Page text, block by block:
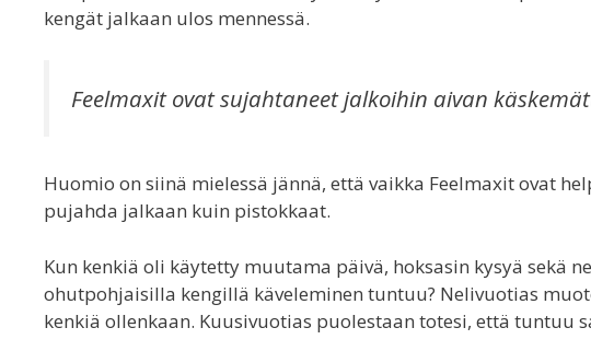
kengät jalkaan ulos mennessä.
Feelmaxit ovat sujahtaneet jalkoihin aivan
Huomio on siinä mielessä jännä, että vaikka Feelmaxit ovat
pujahda jalkaan kuin pistokkaat.
Kun kenkiä oli käytetty muutama päivä, hoksasin kysyä sekä
ohutpohjaisilla kengillä käveleminen tuntuu? Nelivuotias
kenkiä ollenkaan. Kuusivuotias puolestaan totesi, että tuntuu